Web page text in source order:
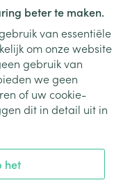
beter te maken.
van essentiële
om onze website
gebruik van
we geen
of uw cookie-
dit in detail uit in
het